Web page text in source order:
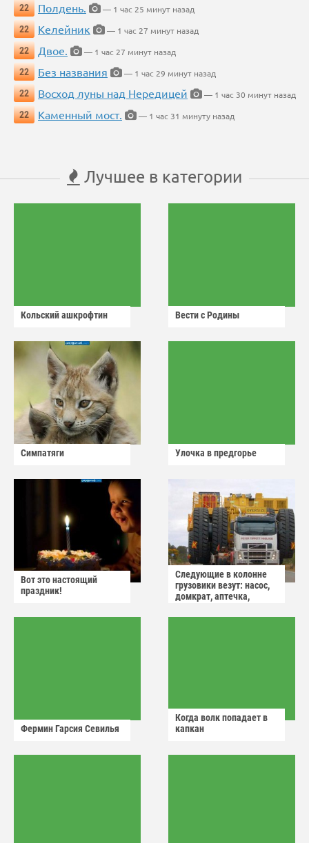
22
Полдень.
— 1 час 25 минут назад
22
Келейник
— 1 час 27 минут назад
22
Двое.
— 1 час 27 минут назад
22
Без названия
— 1 час 29 минут назад
22
Восход луны над Нередицей
— 1 час 30 минут назад
22
Каменный мост. — 1 час 31 минуту назад
Лучшее в категории
Кольский ашкрофтин Вести с Родины
Симпатяги Улочка в предгорье
Вот это настоящий
праздник!
Следующие в колонне
грузовики везут: насос,
домкрат, аптечка,
Фермин Гарсия Севилья
Когда волк попадает в
капкан